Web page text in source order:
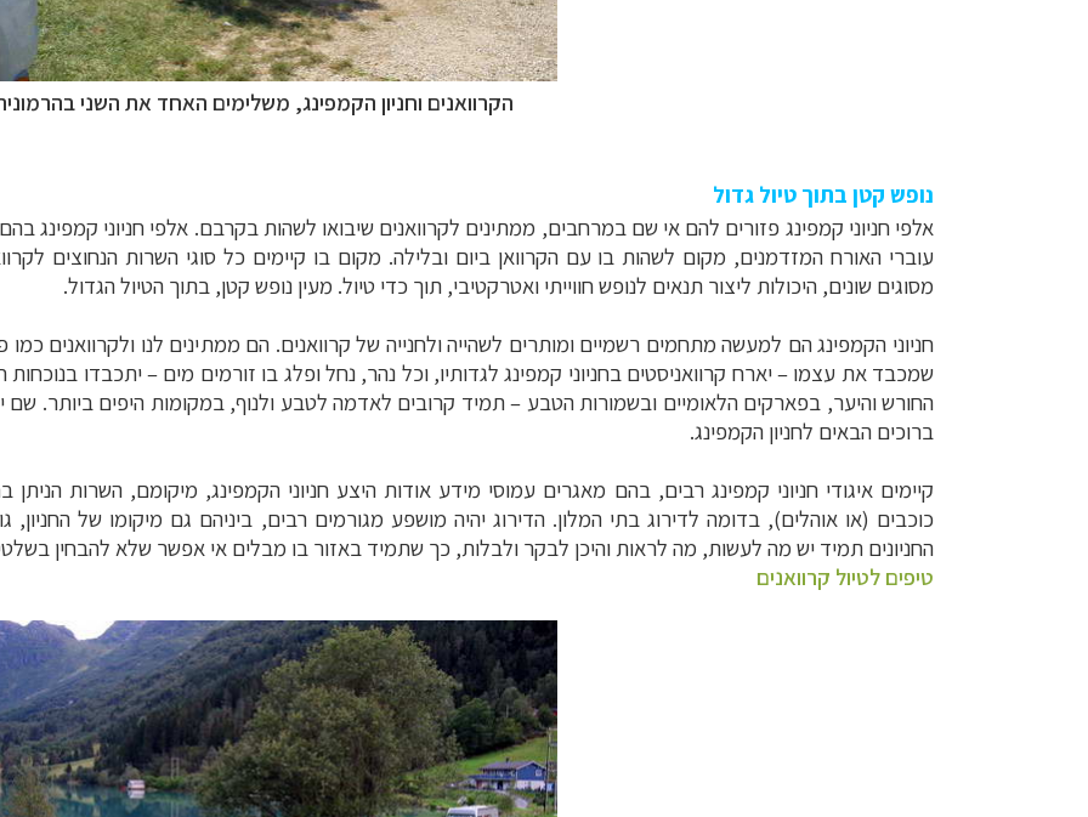
הקרוואנים וחניון הקמפינג, משלימים האחד את השני
נופש קטן בתוך טיול גדול
אלפי חניוני קמפינג פזורים להם אי שם במרחבים, ממתינים לקרוואנים שיבואו לשהות בקרבם. אלפי חניוני קמפינג
עוברי האורח המזדמנים, מקום לשהות בו עם הקרוואן ביום ובלילה. מקום בו קיימים כל סוגי השרות הנחוצים
מסוגים שונים, היכולות ליצור תנאים לנופש חווייתי ואטרקטיבי, תוך כדי טיול. מעין נופש קטן, בתוך הטיול הגדול.
חניוני הקמפינג הם למעשה מתחמים רשמיים ומותרים לשהייה ולחנייה של קרוואנים. הם ממתינים לנו ולקרוואנים
שמכבד את עצמו–יארח קרוואניסטים בחניוני קמפינג לגדותיו, וכל נהר, נחל ופלג בו זורמים מים –יתכבדו בנוכחות
החורש והיער, בפארקים הלאומיים ובשמורות הטבע –תמיד קרובים לאדמה לטבע ולנוף, במקומות היפים ביותר.
ברוכים הבאים לחניון הקמפינג.
קיימים איגודי חניוני קמפינג רבים, בהם מאגרים עמוסי מידע אודות היצע חניוני הקמפינג, מיקומם, השרות
כוכבים (או אוהלים), בדומה לדירוג בתי המלון. הדירוג יהיה מושפע מגורמים רבים, ביניהם גם מיקומו של
החניונים תמיד יש מה לעשות, מה לראות והיכן לבקר ולבלות, כך שתמיד באזור בו מבלים אי אפשר שלא להבחין בשלטי
טיפים לטיול קרוואנים